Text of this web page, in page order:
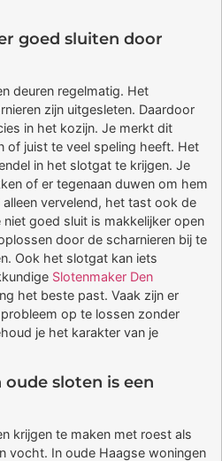
goed sluiten door
deuren regelmatig. Het
zijn uitgesleten. Daardoor
in het kozijn. Je merkt dit
of juist te veel speling heeft. Het
in het slotgat te krijgen. Je
of er tegenaan duwen om hem
vervelend, het tast ook de
niet goed sluit is makkelijker open
door de scharnieren bij te
Ook het slotgat kan iets
Slotenmaker Den
het beste past. Vaak zijn er
op te lossen zonder
je het karakter van je
sloten is een
krijgen te maken met roest als
vocht. In oude Haagse woningen